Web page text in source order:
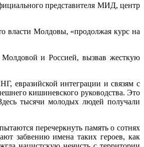
представителя МИД, центр
власти Молдовы, «продолжая курс на
и Россией, вызвав жесткую
евразийской интеграции и связям с
кишиневского руководства. Это
тысячи молодых людей получали
перечеркнуть память о сотнях
забвению имена таких героев, как